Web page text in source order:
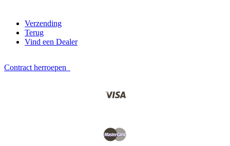
Verzending
Terug
Vind een Dealer
Contract herroepen